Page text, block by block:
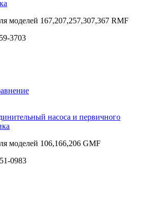
моделей 167,207,257,307,367 RMF
3703
насоса и первичного
моделей 106,166,206 GMF
0983